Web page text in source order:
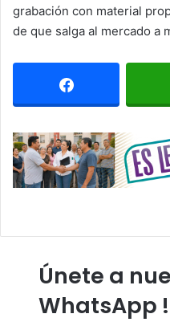
grabación con material
de que salga al mercado a
Únete a
WhatsApp